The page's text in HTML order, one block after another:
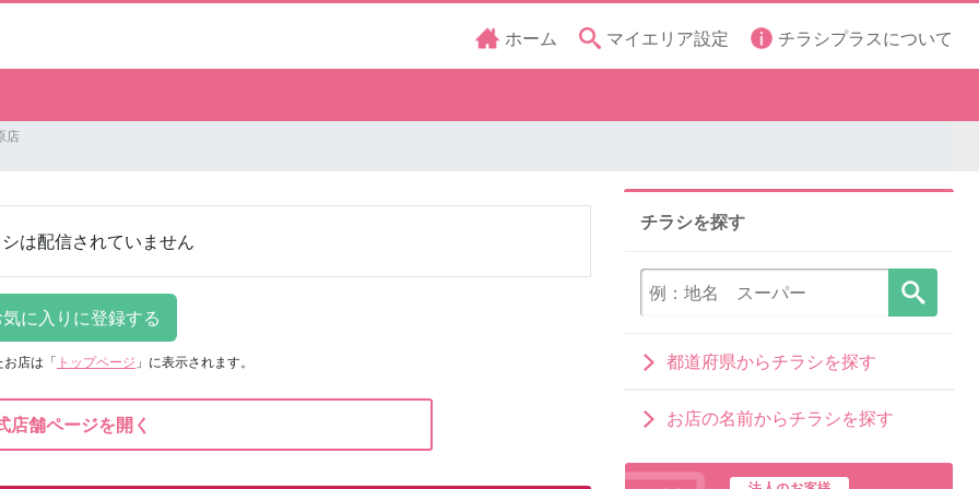
ホーム マイエリア設定 チラシプラスについて
店
は配信されていません
お店は 「 トップページ 」に表示されます。
店舗ページを開く
チラシを探す
都道府県からチラシを探す
お店の名前からチラシを探す